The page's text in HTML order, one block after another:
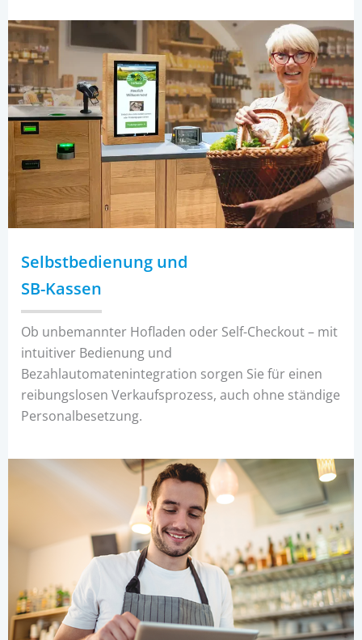
Selbstbedienung und
SB-Kassen
Ob unbemannter Hofladen oder Self-Checkout – mit
intuitiver Bedienung und
Bezahlautomatenintegration sorgen Sie für einen
reibungslosen Verkaufsprozess, auch ohne ständige
Personalbesetzung.